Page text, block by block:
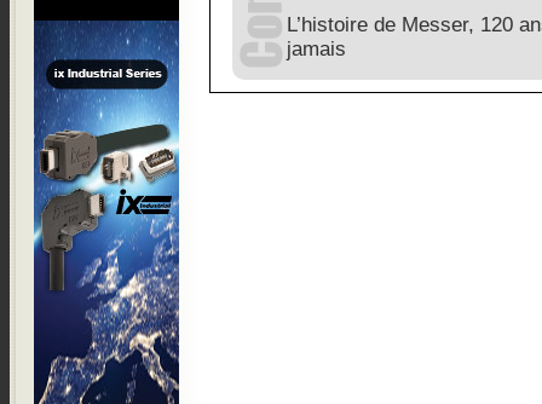
L’histoire de Messer, 120
jamais